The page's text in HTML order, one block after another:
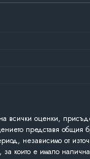
на всички оценки,
представя общия
независимо от
за които е имало